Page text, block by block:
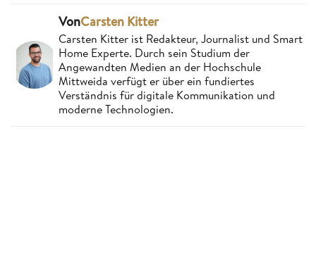
VonCarsten Kitter
Carsten Kitter ist Redakteur, Journalist und Smart
Home Experte. Durch sein Studium der
Angewandten Medien an der Hochschule
Mittweida verfügt er über ein fundiertes
Verständnis für digitale Kommunikation und
moderne Technologien.